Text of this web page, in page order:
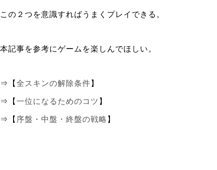
この２つを意識すればうまくプレイできる。
本記事を参考にゲームを楽しんでほしい。
⇒【 全スキンの解除条件 】
⇒【 一位になるためのコツ 】
⇒【 序盤・中盤・終盤の戦略 】